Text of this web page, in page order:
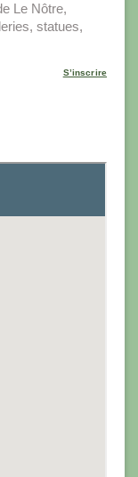
Le Nôtre,
statues,
S’inscrire